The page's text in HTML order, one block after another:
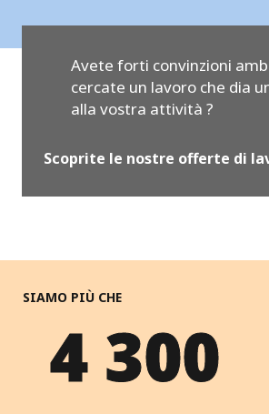
Avete forti convinzioni
cercate un lavoro che dia
alla vostra attività ?
Scoprite le nostre offerte di
SIAMO PIÙ CHE
4 300